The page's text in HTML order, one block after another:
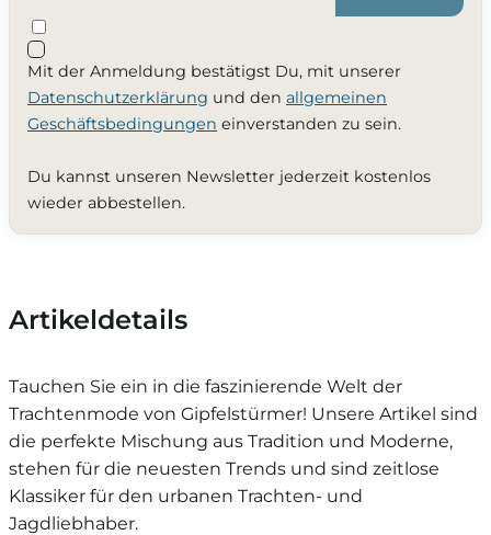
Mit der Anmeldung bestätigst Du, mit unserer
Datenschutzerklärung und den allgemeinen
Geschäftsbedingungen einverstanden zu sein.
Du kannst unseren Newsletter jederzeit kostenlos
wieder abbestellen.
Artikeldetails
Tauchen Sie ein in die faszinierende Welt der
Trachtenmode von Gipfelstürmer! Unsere Artikel sind
die perfekte Mischung aus Tradition und Moderne,
stehen für die neuesten Trends und sind zeitlose
Klassiker für den urbanen Trachten- und
Jagdliebhaber.